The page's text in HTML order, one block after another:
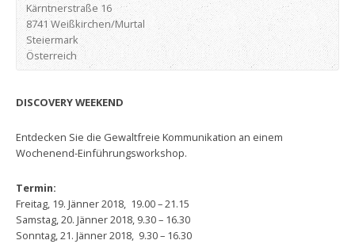
Kärntnerstraße 16
8741 Weißkirchen/Murtal
Steiermark
Österreich
DISCOVERY WEEKEND
Entdecken Sie die Gewaltfreie Kommunikation an einem
Wochenend-Einführungsworkshop.
Termin:
Freitag, 19. Jänner 2018, 19.00 – 21.15
Samstag, 20. Jänner 2018, 9.30 – 16.30
Sonntag, 21. Jänner 2018, 9.30 – 16.30